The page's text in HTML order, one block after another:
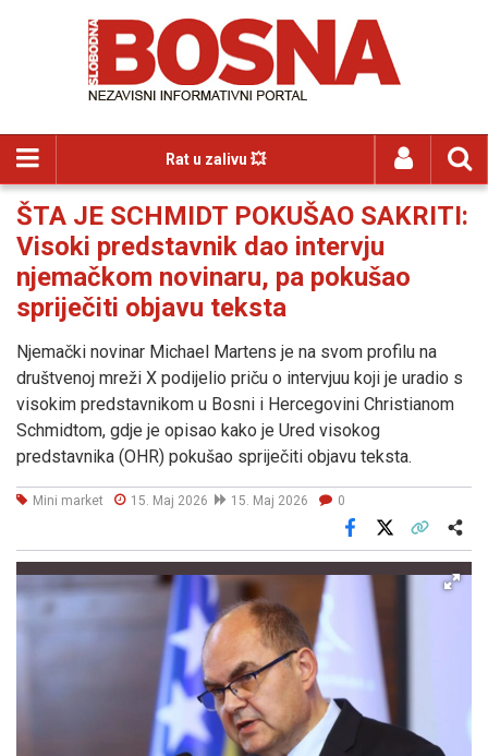
Rat u zalivu 💥
ŠTA JE SCHMIDT POKUŠAO SAKRITI:
Visoki predstavnik dao intervju
njemačkom novinaru, pa pokušao
spriječiti objavu teksta
Njemački novinar Michael Martens je na svom profilu na
društvenoj mreži X podijelio priču o intervjuu koji je uradio s
visokim predstavnikom u Bosni i Hercegovini Christianom
Schmidtom, gdje je opisao kako je Ured visokog
predstavnika (OHR) pokušao spriječiti objavu teksta.
Mini market 15. Maj 2026 15. Maj 2026 0
Facebook